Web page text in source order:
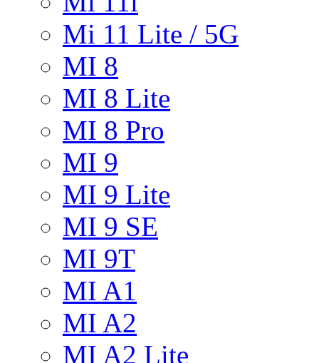
Mi 11 Lite / 5G
MI 8
MI 8 Lite
MI 8 Pro
MI 9
MI 9 Lite
MI 9 SE
MI 9T
MI A1
MI A2
MI A2 Lite